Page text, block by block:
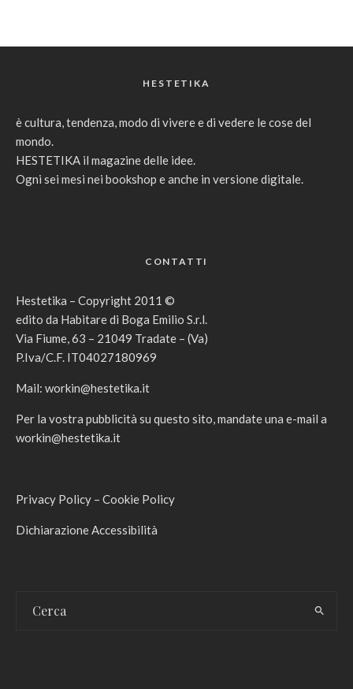
HESTETIKA
è cultura, tendenza, modo di vivere e di vedere le cose del
mondo.
HESTETIKA il magazine delle idee.
Ogni sei mesi nei bookshop e anche in versione digitale.
CONTATTI
Hestetika – Copyright 2011 ©
edito da Habitare di Boga Emilio S.r.l.
Via Fiume, 63 – 21049 Tradate – (Va)
P.Iva/C.F. IT04027180969
Mail: workin@hestetika.it
Per la vostra pubblicità su questo sito, mandate una e-mail a
workin@hestetika.it
Privacy Policy – Cookie Policy
Dichiarazione Accessibilità